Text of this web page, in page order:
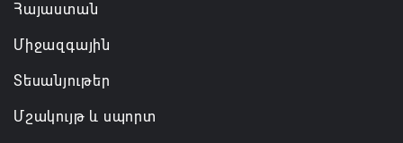
Հայաստան
Միջազգային
Տեսանյութեր
Մշակույթ և սպորտ